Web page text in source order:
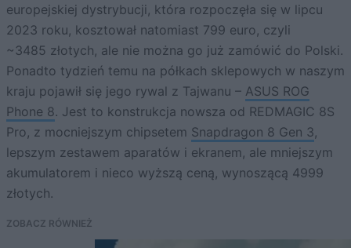
europejskiej dystrybucji, która rozpoczęła się w lipcu
2023 roku, kosztował natomiast 799 euro, czyli
~3485 złotych, ale nie można go już zamówić do Polski.
Ponadto tydzień temu na półkach sklepowych w naszym
kraju pojawił się jego rywal z Tajwanu – ASUS ROG
Phone 8. Jest to konstrukcja nowsza od REDMAGIC 8S
Pro, z mocniejszym chipsetem Snapdragon 8 Gen 3,
lepszym zestawem aparatów i ekranem, ale mniejszym
akumulatorem i nieco wyższą ceną, wynoszącą 4999
złotych.
ZOBACZ RÓWNIEŻ